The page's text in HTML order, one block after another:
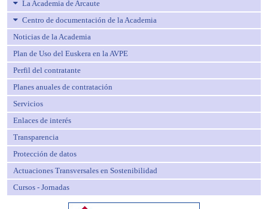
La Academia de Arcaute
Centro de documentación de la Academia
Noticias de la Academia
Plan de Uso del Euskera en la AVPE
Perfil del contratante
Planes anuales de contratación
Servicios
Enlaces de interés
Transparencia
Protección de datos
Actuaciones Transversales en Sostenibilidad
Cursos - Jornadas